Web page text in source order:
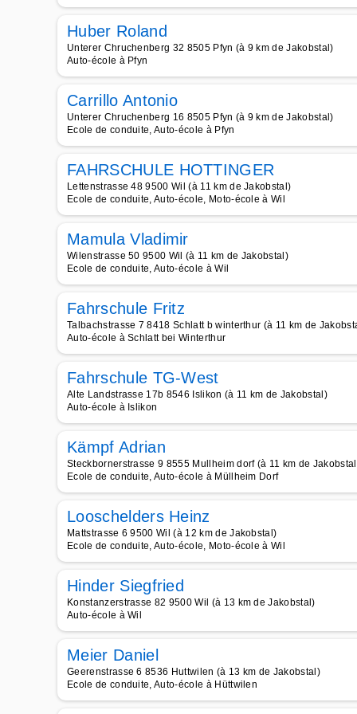
Huber Roland
Unterer Chruchenberg 32 8505 Pfyn (à 9 km de Jakobstal)
Auto-école à Pfyn
Carrillo Antonio
Unterer Chruchenberg 16 8505 Pfyn (à 9 km de Jakobstal)
Ecole de conduite, Auto-école à Pfyn
FAHRSCHULE HOTTINGER
Lettenstrasse 48 9500 Wil (à 11 km de Jakobstal)
Ecole de conduite, Auto-école, Moto-école à Wil
Mamula Vladimir
Wilenstrasse 50 9500 Wil (à 11 km de Jakobstal)
Ecole de conduite, Auto-école à Wil
Fahrschule Fritz
Talbachstrasse 7 8418 Schlatt b winterthur (à 11 km de
Auto-école à Schlatt bei Winterthur
Fahrschule TG-West
Alte Landstrasse 17b 8546 Islikon (à 11 km de Jakobstal)
Auto-école à Islikon
Kämpf Adrian
Steckbornerstrasse 9 8555 Mullheim dorf (à 11 km de
Ecole de conduite, Auto-école à Müllheim Dorf
Looschelders Heinz
Mattstrasse 6 9500 Wil (à 12 km de Jakobstal)
Ecole de conduite, Auto-école, Moto-école à Wil
Hinder Siegfried
Konstanzerstrasse 82 9500 Wil (à 13 km de Jakobstal)
Auto-école à Wil
Meier Daniel
Geerenstrasse 6 8536 Huttwilen (à 13 km de Jakobstal)
Ecole de conduite, Auto-école à Hüttwilen